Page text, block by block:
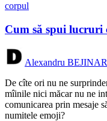
corpul
Cum să spui lucruri
Alexandru
De cîte ori nu ne
mîinile nici măcar nu ne
comunicarea prin mesaje
numitele emoji?